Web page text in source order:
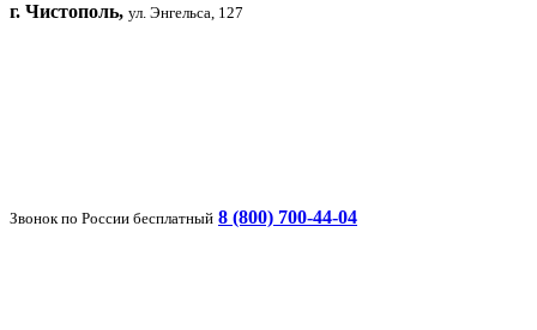
г. Чистополь, ул. Энгельса, 127
Звонок по России бесплатный 8 (800) 700-44-04